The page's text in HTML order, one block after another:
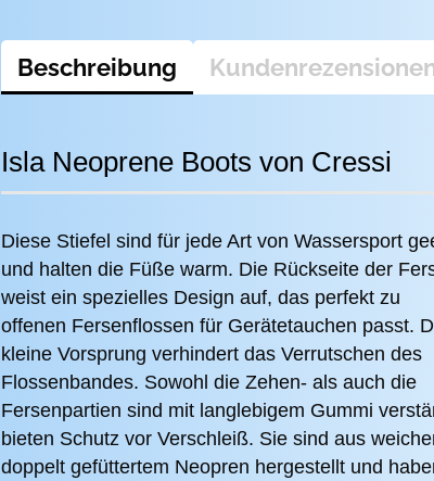
Beschreibung
Isla Neoprene Boots von Cressi
Diese Stiefel sind für jede Art von Wassersport
und halten die Füße warm. Die Rückseite der
weist ein spezielles Design auf, das perfekt zu
offenen Fersenflossen für Gerätetauchen passt.
kleine Vorsprung verhindert das Verrutschen des
Flossenbandes. Sowohl die Zehen- als auch die
Fersenpartien sind mit langlebigem Gummi
bieten Schutz vor Verschleiß. Sie sind aus
doppelt gefüttertem Neopren hergestellt und